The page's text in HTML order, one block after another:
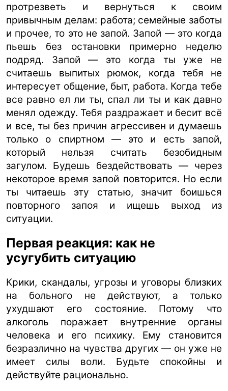
протрезветь и вернуться к своим
привычным делам: работа; семейные заботы
и прочее, то это не запой. Запой — это когда
пьешь без остановки примерно неделю
подряд. Запой — это когда ты уже не
считаешь выпитых рюмок, когда тебя не
интересует общение, быт, работа. Когда тебе
все равно ел ли ты, спал ли ты и как давно
менял одежду. Тебя раздражает и бесит всё
и все, ты без причин агрессивен и думаешь
только о спиртном — это и есть запой,
который нельзя считать безобидным
загулом. Будешь бездействовать — через
некоторое время запой повторится. Но если
ты читаешь эту статью, значит боишься
повторного запоя и ищешь выход из
ситуации.
Первая реакция: как не
усугубить ситуацию
Крики, скандалы, угрозы и уговоры близких
на больного не действуют, а только
ухудшают его состояние. Потому что
алкоголь поражает внутренние органы
человека и его психику. Ему становится
безразлично на чувства других — он уже не
имеет силы воли. Будьте спокойны и
действуйте рационально.